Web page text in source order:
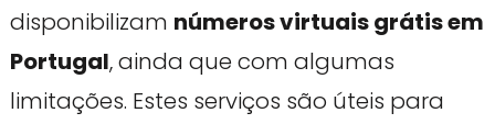
disponibilizam números virtuais grátis em
Portugal, ainda que com algumas
limitações. Estes serviços são úteis para